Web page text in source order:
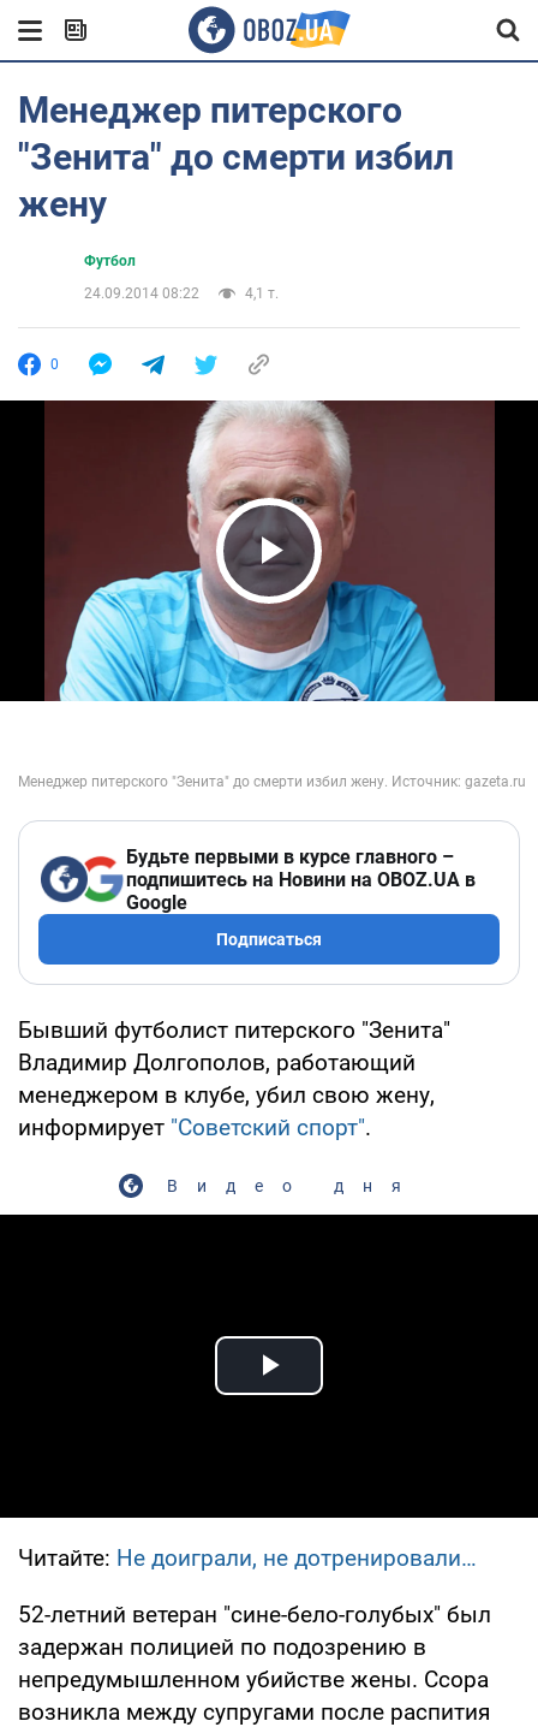
Менеджер питерского
"Зенита" до смерти избил
жену
Футбол
24.09.2014 08:22
4,1 т.
0
Play Video
Будьте первыми в курсе главного –
подпишитесь на Новини на OBOZ.UA в
Google
Подписаться
Бывший футболист питерского "Зенита"
Владимир Долгополов, работающий
менеджером в клубе, убил свою жену,
информирует "Советский спорт".
Видео дня
Play Video
Читайте: Не доиграли, не дотренировали…
52-летний ветеран "сине-бело-голубых" был
задержан полицией по подозрению в
непредумышленном убийстве жены. Ссора
возникла между супругами после распития